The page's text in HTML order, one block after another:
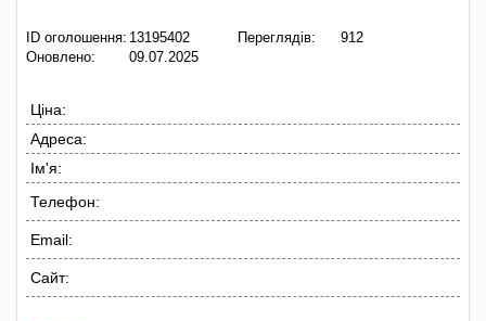
ID оголошення: 13195402
Оновлено:
09.07.2025
Переглядів: 912
Ціна:
Адреса:
Ім'я:
Телефон:
Email:
Сайт: